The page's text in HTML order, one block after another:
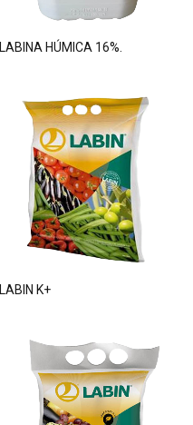
LABINA HÚMICA 16%.
LABIN K+